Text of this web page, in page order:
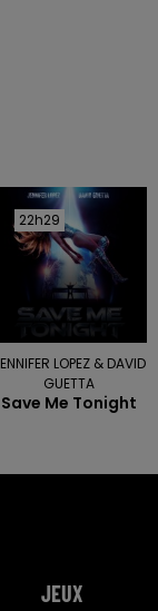
22h29
22h29
LOPEZ & DAVID
GUETTA
Save Me Tonight
JEUX